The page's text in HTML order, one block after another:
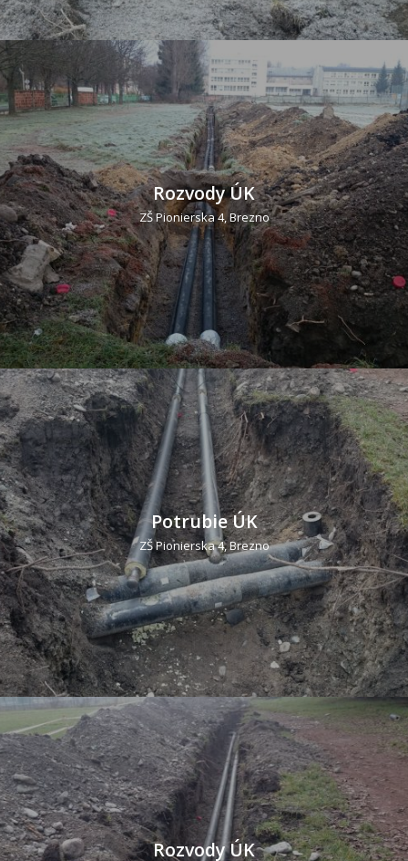
Rozvody ÚK
ZŠ Pionierska 4, Brezno
Potrubie ÚK
ZŠ Pionierska 4, Brezno
Rozvody ÚK